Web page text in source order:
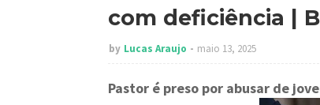
com deficiência |
by Lucas Araujo maio 13, 2025
Pastor é preso por abusar de